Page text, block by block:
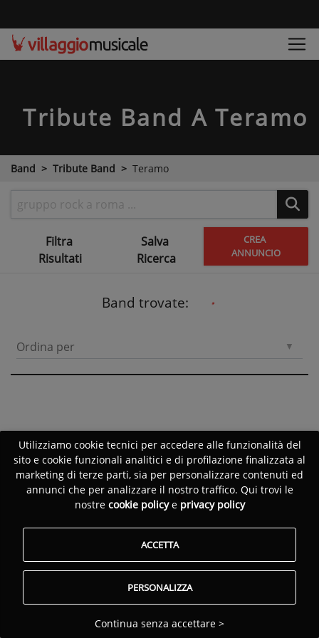
Tribute Band A Teramo
Band Tribute Band Teramo
Filtra
Risultati
Salva
Ricerca
CREA
ANNUNCIO
Band trovate:
Ordina per
Utilizziamo cookie tecnici per accedere alle funzionalità del
sito e cookie funzionali analitici e di profilazione finalizzata al
marketing di terze parti, sia per personalizzare contenuti ed
annunci che per analizzare il nostro traffico. Qui trovi le
nostre cookie policye privacy policy
ACCETTA
PERSONALIZZA
Continua senza accettare >